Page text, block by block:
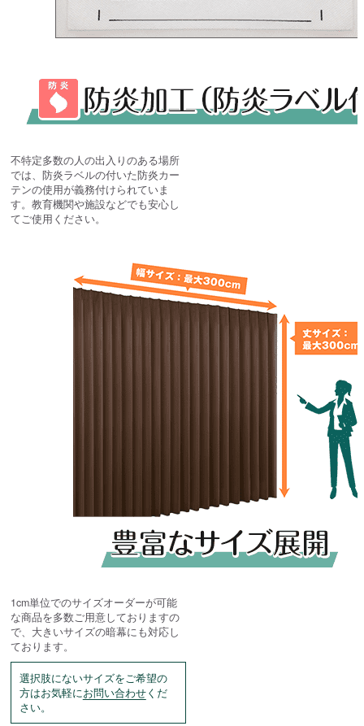
不特定多数の人の出入りのある場所
では、防炎ラベルの付いた防炎カー
テンの使用が義務付けられていま
す。教育機関や施設などでも安心し
てご使用ください。
1cm単位でのサイズオーダーが可能
な商品を多数ご用意しておりますの
で、大きいサイズの暗幕にも対応し
ております。
選択肢にないサイズをご希望の
方はお気軽にお問い合わせくだ
さい。